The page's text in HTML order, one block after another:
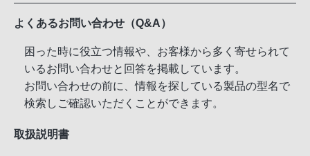
よくあるお問い合わせ（Q&A）
困った時に役立つ情報や、お客様から多く寄せられて
いるお問い合わせと回答を掲載しています。
お問い合わせの前に、情報を探している製品の型名で
検索しご確認いただくことができます。
取扱説明書